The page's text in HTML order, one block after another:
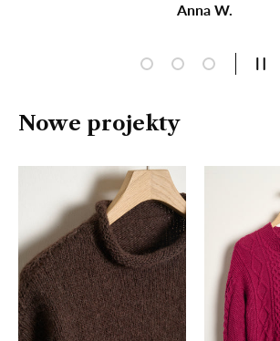
Anna W.
Ładuj slajdy 1 z 3
Ładuj slajdy 2 z 3
Ładuj slajdy
Nowe projekty